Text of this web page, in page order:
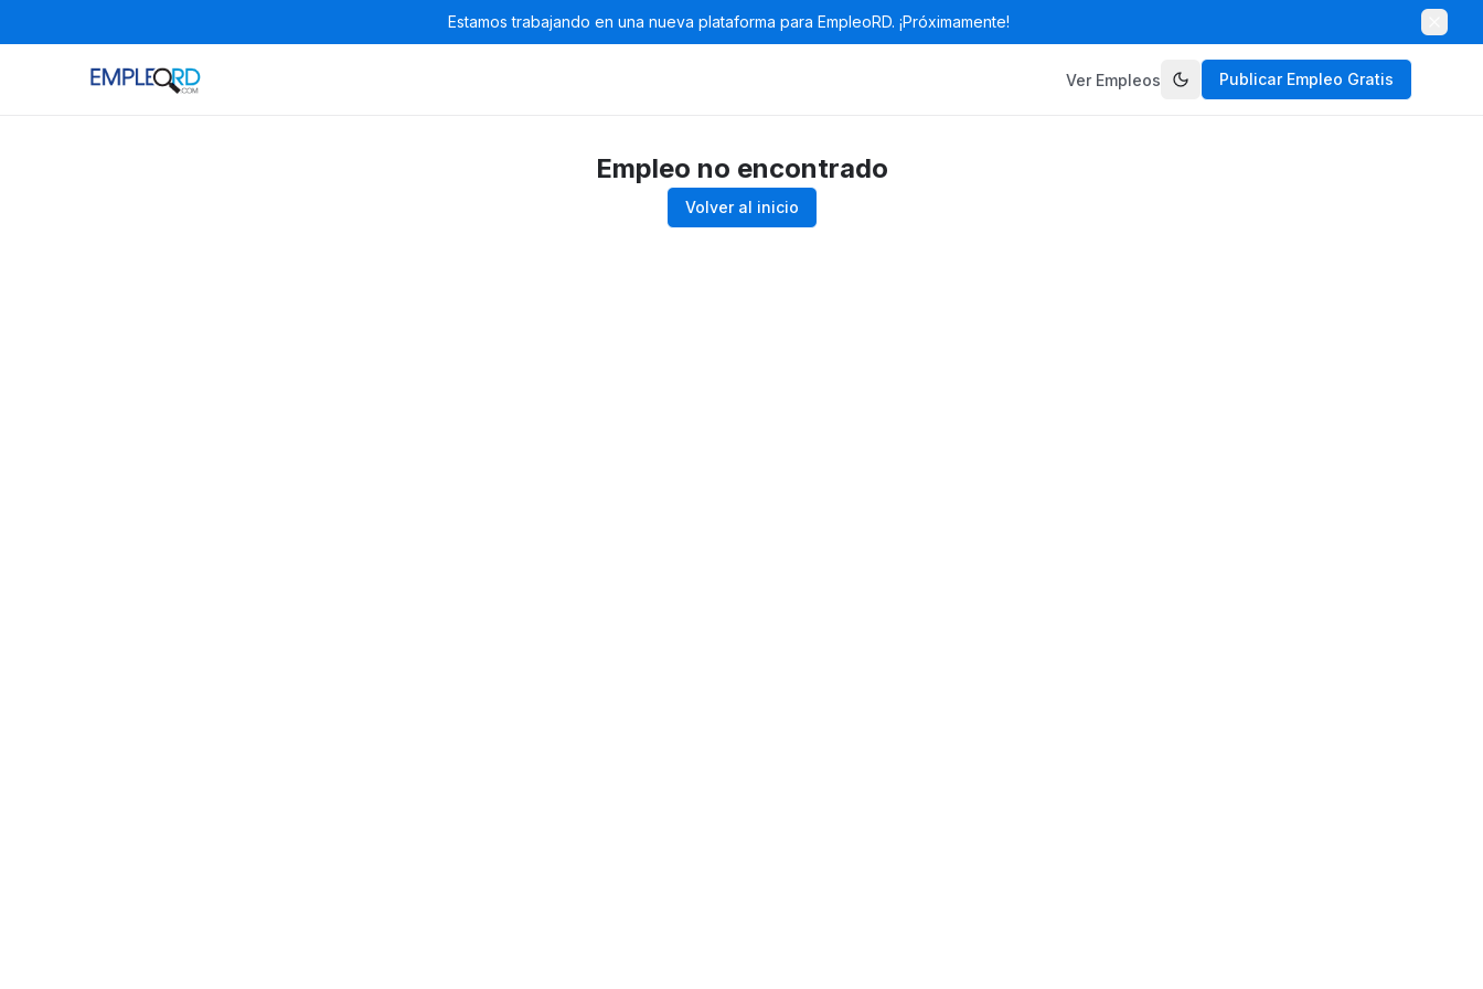
Estamos trabajando en una nueva plataforma para EmpleoRD. ¡Próximamente!
Ver Empleos Publicar Empleo Gratis
Empleo no encontrado
Volver al inicio